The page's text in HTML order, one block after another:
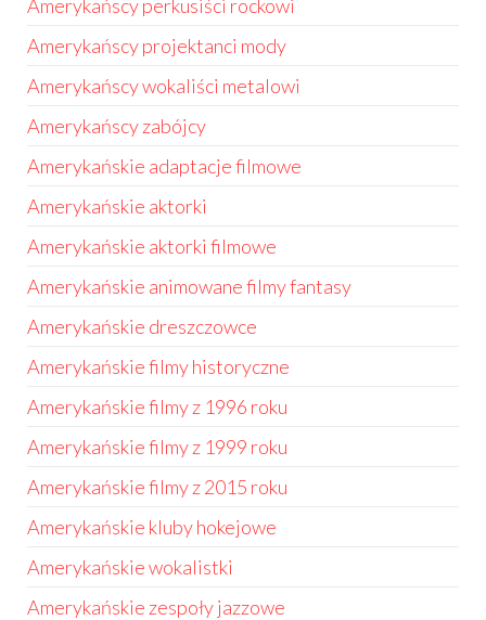
Amerykańscy perkusiści rockowi
Amerykańscy projektanci mody
Amerykańscy wokaliści metalowi
Amerykańscy zabójcy
Amerykańskie adaptacje filmowe
Amerykańskie aktorki
Amerykańskie aktorki filmowe
Amerykańskie animowane filmy fantasy
Amerykańskie dreszczowce
Amerykańskie filmy historyczne
Amerykańskie filmy z 1996 roku
Amerykańskie filmy z 1999 roku
Amerykańskie filmy z 2015 roku
Amerykańskie kluby hokejowe
Amerykańskie wokalistki
Amerykańskie zespoły jazzowe